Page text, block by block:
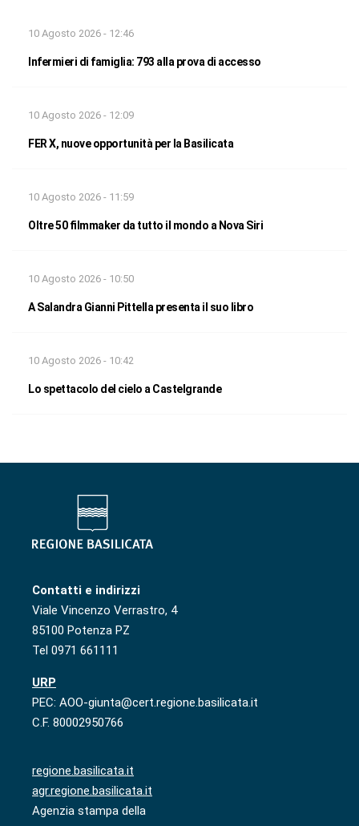
10 Agosto 2026 - 12:46
Infermieri di famiglia: 793 alla prova di accesso
10 Agosto 2026 - 12:09
FER X, nuove opportunità per la Basilicata
10 Agosto 2026 - 11:59
Oltre 50 filmmaker da tutto il mondo a Nova Siri
10 Agosto 2026 - 10:50
A Salandra Gianni Pittella presenta il suo libro
10 Agosto 2026 - 10:42
Lo spettacolo del cielo a Castelgrande
Contatti e indirizzi
Viale Vincenzo Verrastro, 4
85100 Potenza PZ
Tel 0971 661111
URP
PEC: AOO-giunta@cert.regione.basilicata.it
C.F. 80002950766
regione.basilicata.it
agr.regione.basilicata.it
Agenzia stampa della